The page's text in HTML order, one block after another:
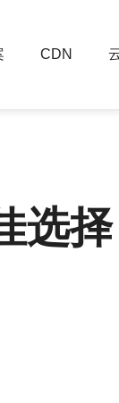
CDN
选择